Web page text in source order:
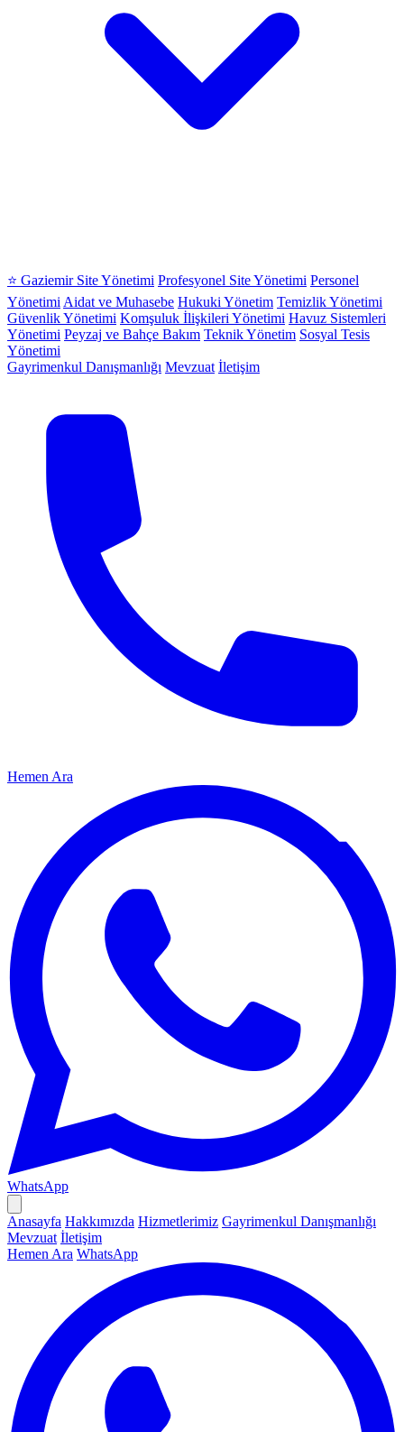
⭐ Gaziemir Site Yönetimi Profesyonel Site Yönetimi Personel
Yönetimi Aidat ve Muhasebe Hukuki Yönetim Temizlik Yönetimi
Güvenlik Yönetimi Komşuluk İlişkileri Yönetimi Havuz Sistemleri
Yönetimi Peyzaj ve Bahçe Bakım Teknik Yönetim Sosyal Tesis
Yönetimi
Gayrimenkul Danışmanlığı Mevzuat İletişim
Hemen Ara
WhatsApp
Anasayfa Hakkımızda Hizmetlerimiz Gayrimenkul Danışmanlığı
Mevzuat İletişim
Hemen Ara WhatsApp